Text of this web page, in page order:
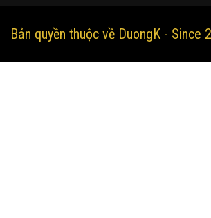
Bản quyền thuộc về DuongK - Since